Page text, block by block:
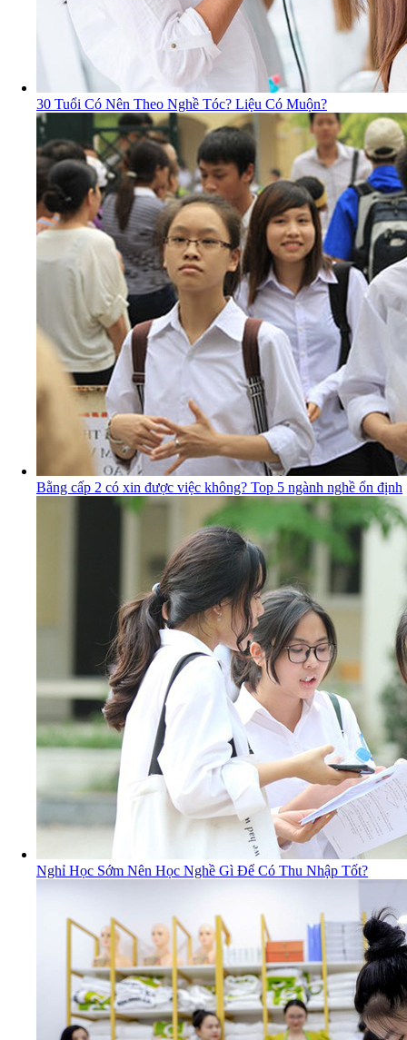
30 Tuổi Có Nên Theo Nghề Tóc? Liệu Có Muộn?
Bằng cấp 2 có xin được việc không? Top 5 ngành nghề ổn định
Nghỉ Học Sớm Nên Học Nghề Gì Để Có Thu Nhập Tốt?